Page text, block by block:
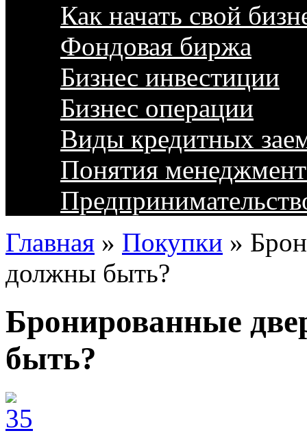
Как начать свой
Фондовая биржа
Бизнес инвестиции
Бизнес операции
Виды кредитных
Понятия
Главная » Покупки »
должны быть?
Бронированные
быть?